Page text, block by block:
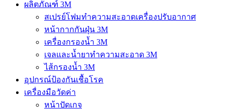
ผลิตภัณฑ์ 3M
สเปรย์โฟมทำความสะอาดเครื่องปรับอากาศ
หน้ากากกันฝุ่น 3M
เครื่องกรองน้ำ 3M
เจลและน้ำยาทำความสะอาด 3M
ไส้กรองน้ำ 3M
อุปกรณ์ป้องกันเชื้อโรค
เครื่องมือวัดค่า
หน้าปัดเกจ